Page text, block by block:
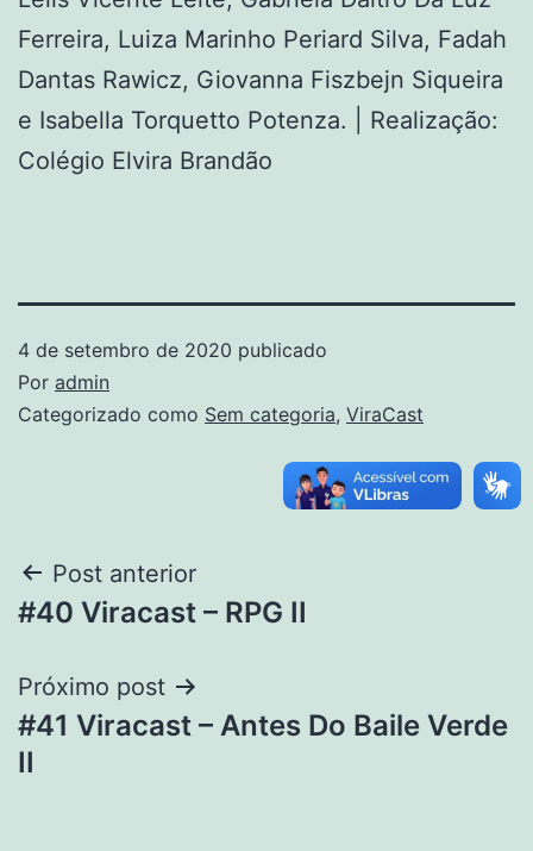
Ferreira, Luiza Marinho Periard Silva, Fadah
Dantas Rawicz, Giovanna Fiszbejn Siqueira
e Isabella Torquetto Potenza. | Realização:
Colégio Elvira Brandão
4 de setembro de 2020 publicado
Por admin
Categorizado como Sem categoria, ViraCast
Post anterior
#40 Viracast – RPG II
Próximo post
#41 Viracast – Antes Do Baile Verde
II